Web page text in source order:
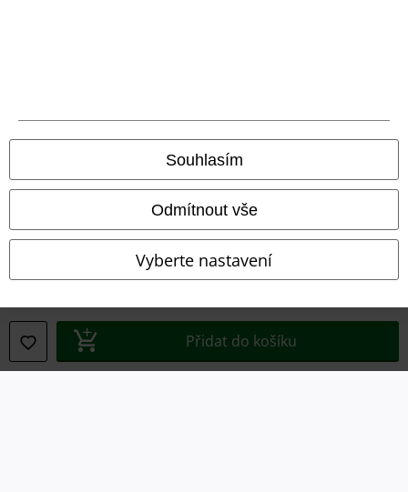
Souhlasím
Odmítnout vše
Vyberte nastavení
Přidat do košíku
Podmínky
Prohlášení